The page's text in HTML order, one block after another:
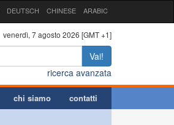
DEUTSCH CHINESE ARABIC
venerdì, 7 agosto 2026 [GMT +1]
Vai!
ricerca avanzata
chi siamo contatti